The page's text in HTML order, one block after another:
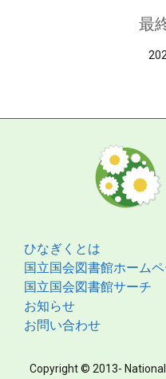
最
ひなぎくとは
国立国会図書館ホーム
国立国会図書館サーチ
お知らせ
お問い合わせ
Copyright © 2013- National